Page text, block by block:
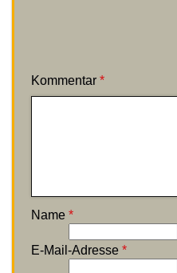
Kommentar *
Name *
E-Mail-Adresse *